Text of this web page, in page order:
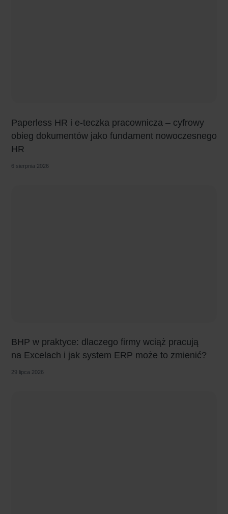
Paperless HR i e-teczka pracownicza – cyfrowy
obieg dokumentów jako fundament nowoczesnego
HR
6 sierpnia 2026
BHP w praktyce: dlaczego firmy wciąż pracują
na Excelach i jak system ERP może to zmienić?
29 lipca 2026